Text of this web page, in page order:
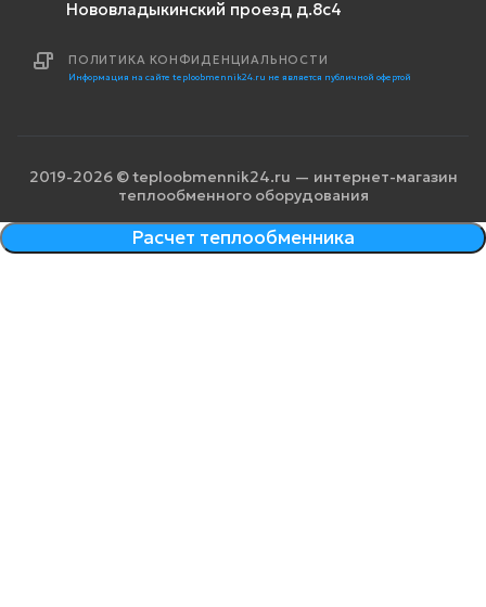
Нововладыкинский проезд д.8с4
ПОЛИТИКА КОНФИДЕНЦИАЛЬНОСТИ
Информация на сайте teploobmennik24.ru не является публичной офертой
2019-2026 © teploobmennik24.ru — интернет-магазин
теплообменного оборудования
Расчет теплообменника